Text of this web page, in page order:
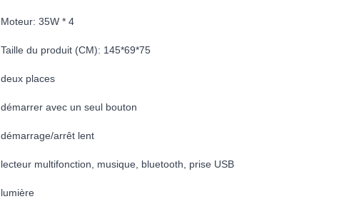
Moteur: 35W * 4
Taille du produit (CM): 145*69*75
deux places
démarrer avec un seul bouton
démarrage/arrêt lent
lecteur multifonction, musique, bluetooth, prise USB
lumière